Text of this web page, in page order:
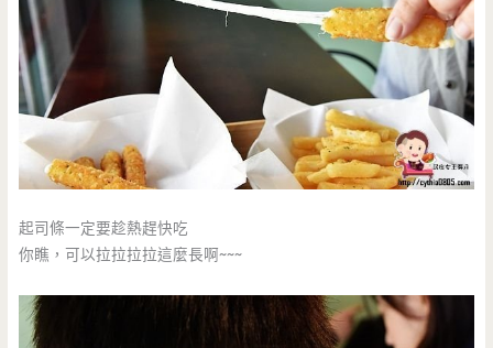
起司條一定要趁熱趕快吃
你瞧，可以拉拉拉拉這麼長啊~~~